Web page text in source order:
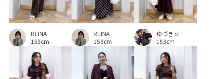
シワになりにくい シンプル ジャケット スエード
スカート スタイルアップ スッキリ ストラップ
セットアップ セットアップ対象商品 ソフトタッチ
タック チェーン チャンキーヒール デイリーで活躍
REINA
153cm
REINA
153cm
ゆづき☺︎
153cm